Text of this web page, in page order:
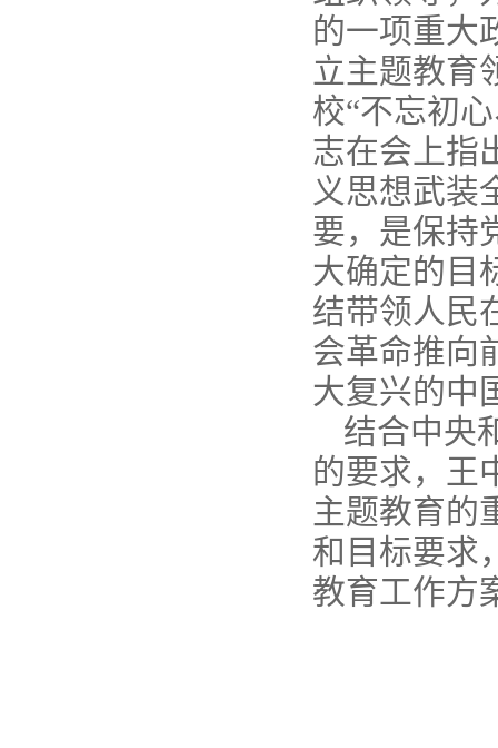
的一项重大
立主题教育
校“不忘初
志在会上指
义思想武装
要，是保持
大确定的目
结带领人民
会革命推向
大复兴的中
结合中央
的要求，王
主题教育的
和目标要求
教育工作方